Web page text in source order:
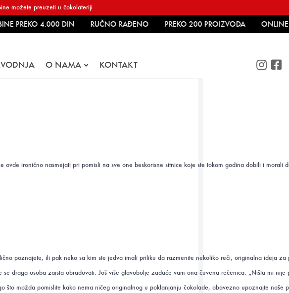
možete preuzeti u čokolateriji
PREKO 4.000 DIN RUČNO RAĐENO PREKO 200 PROIZVODA ONLINE
O NAMA KONTAKT
ironično nasmejati pri pomisli na sve one beskorisne sitnice koje ste tokom godina dobili i
poznajete, ili pak neko sa kim ste jedva imali priliku da razmenite nekoliko reči, originalna ideja za
draga osoba zaista obradovati. Još više glavobolje zadaće vam ona čuvena rečenica: „Ništa
možda pomislite kako nema ničeg originalnog u poklanjanju čokolade, obavezno upoznajte